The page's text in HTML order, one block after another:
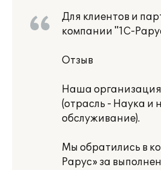
Для клиентов и
компании "1С-
Отзыв
Наша
(отрасль - Наука и
обслуживание).
Мы обратились в
Рарус» за